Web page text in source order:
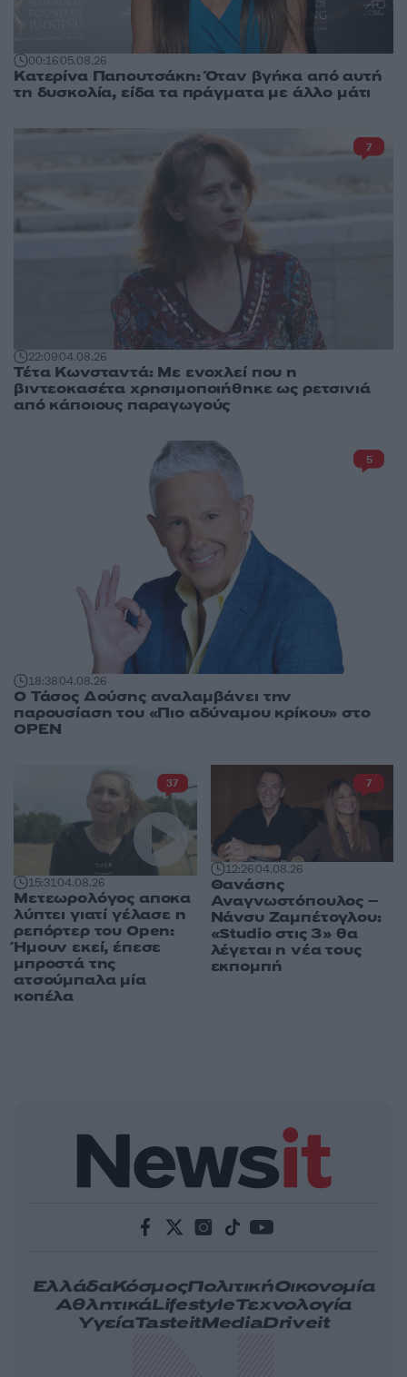
00:1605.08.26
Κατερίνα Παπουτσάκη: Όταν βγήκα από αυτή
τη δυσκολία, είδα τα πράγματα με άλλο μάτι
22:0904.08.26
Τέτα Κωνσταντά: Με ενοχλεί που η
βιντεοκασέτα χρησιμοποιήθηκε ως ρετσινιά
από κάποιους παραγωγούς
7
18:3804.08.26
Ο Τάσος Δούσης αναλαμβάνει την
παρουσίαση του «Πιο αδύναμου κρίκου» στο
OPEN
5
15:3104.08.26
Μετεωρολόγος αποκα
λύπτει γιατί γέλασε η
ρεπόρτερ του Open:
Ήμουν εκεί, έπεσε
μπροστά της
ατσούμπαλα μία
κοπέλα
37
12:2604.08.26
Θανάσης
Αναγνωστόπουλος –
Νάνσυ Ζαμπέτογλου:
«Studio στις 3» θα
λέγεται η νέα τους
εκπομπή
7
ΕλλάδαΚόσμοςΠολιτικήΟικονομία
ΑθλητικάLifestyleΤεχνολογία
ΥγείαTasteitMediaDriveit